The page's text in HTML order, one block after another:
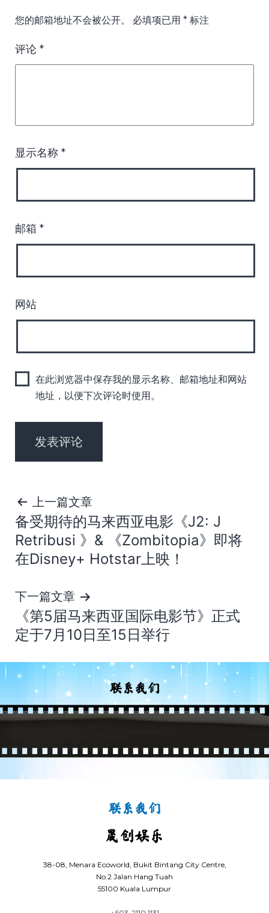
您的邮箱地址不会被公开。 必填项已用 * 标注
评论 *
显示名称 *
邮箱 *
网站
在此浏览器中保存我的显示名称、邮箱地址和网站
地址，以便下次评论时使用。
文
章
导
航
上一篇文章
备受期待的马来西亚电影《J2: J
Retribusi 》& 《Zombitopia》即将
在Disney+ Hotstar上映！
下一篇文章
《第5届马来西亚国际电影节》正式
定于7月10日至15日举行
联系我们
联系我们
晟创娱乐
38-08, Menara Ecoworld, Bukit Bintang City Centre,
No.2 Jalan Hang Tuah
55100 Kuala Lumpur